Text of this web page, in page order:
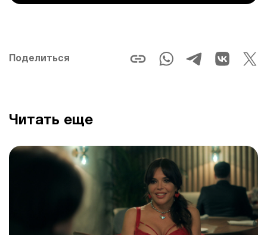
Поделиться
Читать еще